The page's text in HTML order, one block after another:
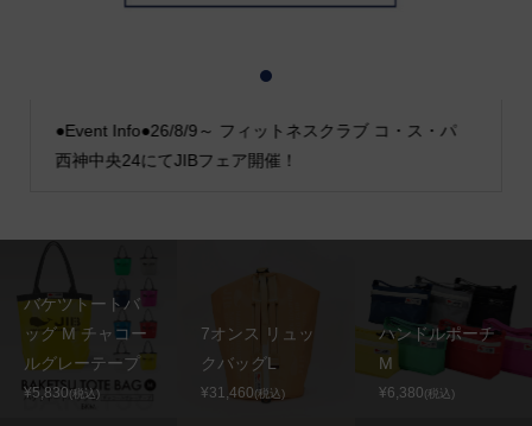
●Event Info●26/8/9～ フィットネスクラブ コ・ス・パ
西神中央24にてJIBフェア開催！
2
バケツトートバ
ッグ M チャコー
ルグレーテープ
¥5,830(税込)
7オンス リュッ
クバッグL
¥31,460(税込)
ハンドルポーチ
M
¥6,380(税込)